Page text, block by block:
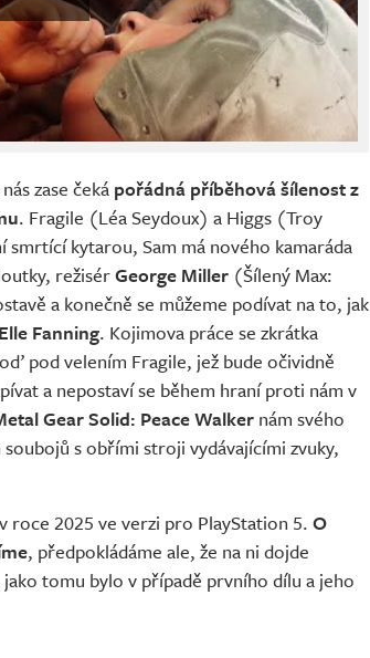
zase čeká pořádná příběhová šílenost z
. Fragile (Léa Seydoux) a Higgs (Troy
kytarou, Sam má nového kamaráda
režisérGeorge Miller (Šílený Max:
a konečně se můžeme podívat na to, jak
Elle Fanning. Kojimova práce se zkrátka
pod velením Fragile, jež bude očividně
a nepostaví se během hraní proti nám v
Gear Solid: Peace Walker nám svého
s obřími stroji vydávajícími zvuky,
roce 2025 ve verzi pro PlayStation 5. O
, předpokládáme ale, že na ni dojde
tomu bylo v případě prvního dílu a jeho